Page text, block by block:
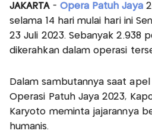
JAKARTA - Opera Patuh Jaya
selama 14 hari mulai hari ini
23 Juli 2023. Sebanyak 2.938
dikerahkan dalam operasi
Dalam sambutannya saat
Operasi Patuh Jaya 2023,
Karyoto meminta jajarannya
humanis.